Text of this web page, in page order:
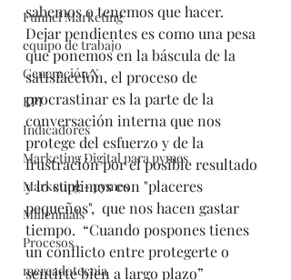
Funnel Marketing
equipo de trabajo
Generación X
KPI
Indicadores
Marketing Digital para pymes
Marketing - pymes
Millennials
Procesos
mercadotecnia
sabemos o tenemos que hacer.
Dejar pendientes es como una pesa
que ponemos en la báscula de la
satisfacción, el proceso de
procrastinar es la parte de la
conversación interna que nos
protege del esfuerzo y de la
frustración por el posible resultado
y lo suplimos con "placeres
pequeños",  que nos hacen gastar
tiempo.  “Cuando pospones tienes
un conflicto entre protegerte o
sentirte bien a largo plazo”